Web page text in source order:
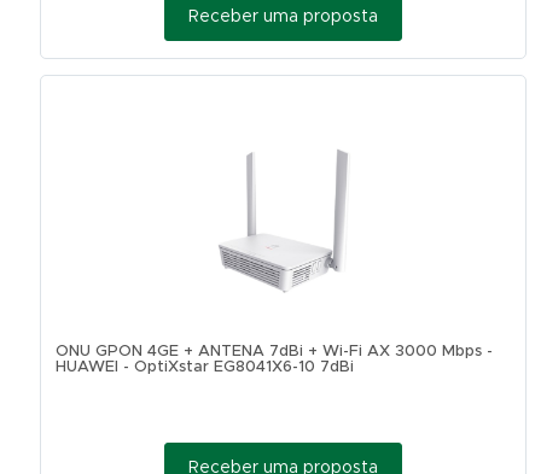
Receber uma proposta
ONU GPON 4GE + ANTENA 7dBi + Wi-Fi AX 3000 Mbps -
HUAWEI - OptiXstar EG8041X6-10 7dBi
Receber uma proposta